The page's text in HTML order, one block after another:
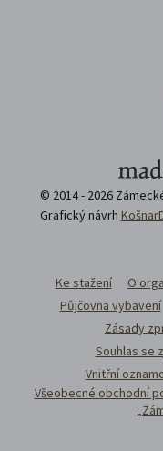
© 2014 - 2026
Grafický návrh
Ke stažení O
Půjčovna vybavení
Zásady
Souhlas se
Vnitřní
Všeobecné obchodní